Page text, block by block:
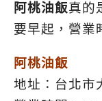
阿桃油飯真的
要早起，營業
阿桃油飯
地址：台北市